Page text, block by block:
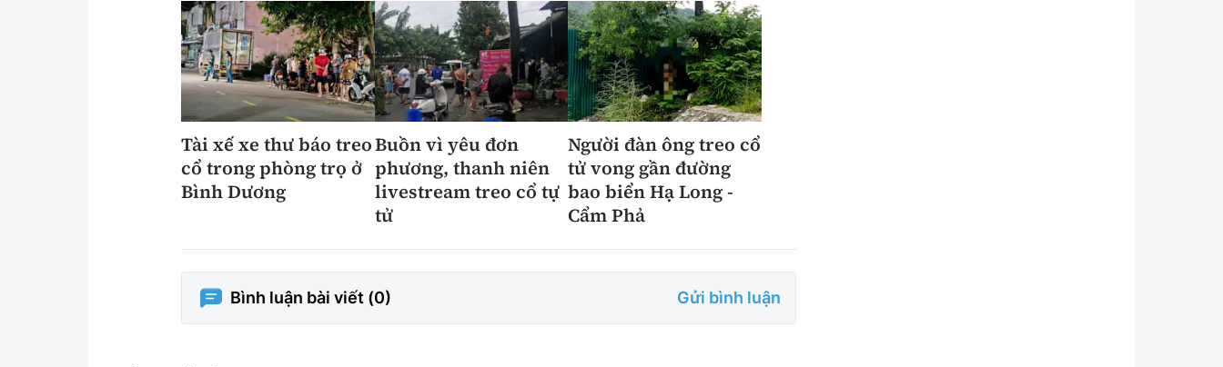
Tài xế xe thư báo treo
cổ trong phòng trọ ở
Bình Dương
Buồn vì yêu đơn
phương, thanh niên
livestream treo cổ tự
tử
Người đàn ông treo cổ
tử vong gần đường
bao biển Hạ Long -
Cẩm Phả
Bình luận bài viết (0) Gửi bình luận